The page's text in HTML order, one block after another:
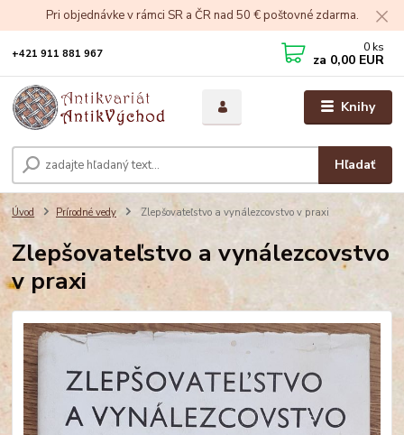
Pri objednávke v rámci SR a ČR nad 50 € poštovné zdarma.
Knihy
Hľadať
+421 911 881 967 0 ks
za 0,00 EUR
Úvod Prírodné vedy Zlepšovateľstvo a vynálezcovstvo v praxi
Zlepšovateľstvo a vynálezcovstvo
v praxi